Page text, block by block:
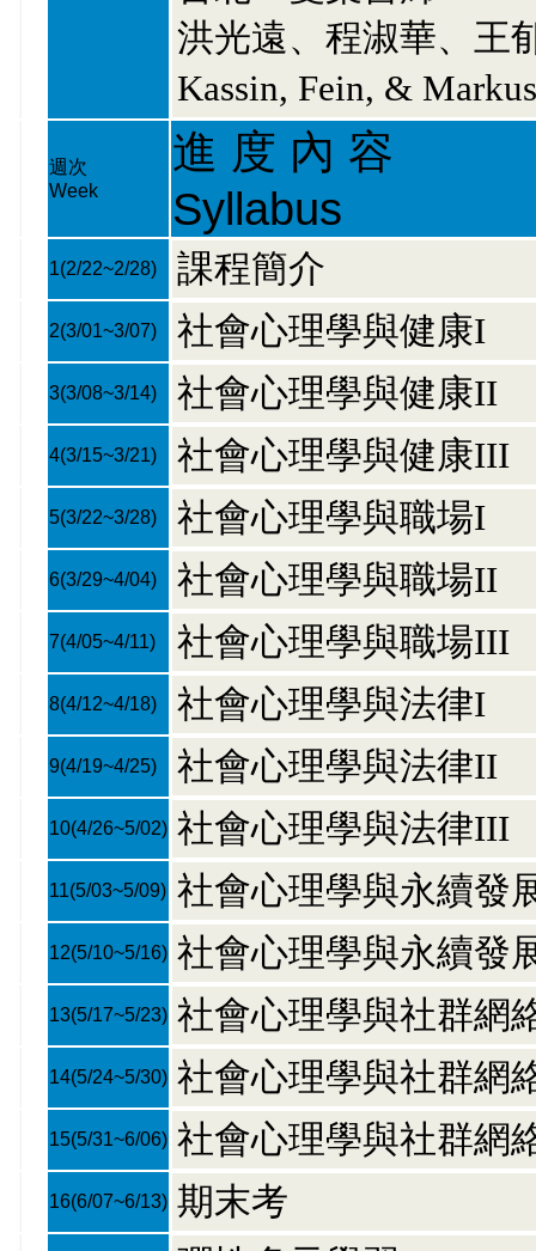
洪光遠、程淑華、王
Kassin, Fein, &
週次
Week
進 度 內 容
Syllabus
1(2/22~2/28) 課程簡介
2(3/01~3/07) 社會心理學與健康I
3(3/08~3/14) 社會心理學與健康II
4(3/15~3/21) 社會心理學與健康III
5(3/22~3/28) 社會心理學與職場I
6(3/29~4/04) 社會心理學與職場II
7(4/05~4/11) 社會心理學與職場III
8(4/12~4/18) 社會心理學與法律I
9(4/19~4/25) 社會心理學與法律II
10(4/26~5/02) 社會心理學與法律III
11(5/03~5/09) 社會心理學與永續發
12(5/10~5/16) 社會心理學與永續發
13(5/17~5/23) 社會心理學與社群網
14(5/24~5/30) 社會心理學與社群網
15(5/31~6/06) 社會心理學與社群網
16(6/07~6/13) 期末考